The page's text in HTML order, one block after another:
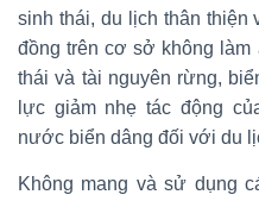
sinh thái, du lịch thân
đồng trên cơ sở không
thái và tài nguyên rừng,
lực giảm nhẹ tác động
nước biển dâng đối với du
Không mang và sử dụng